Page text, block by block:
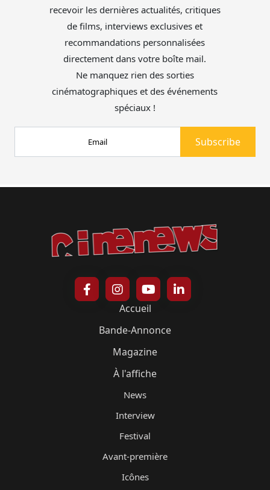
recevoir les dernières actualités, critiques
de films, interviews exclusives et
recommandations personnalisées
directement dans votre boîte mail.
Ne manquez rien des sorties
cinématographiques et des événements
spéciaux !
Accueil
Bande-Annonce
Magazine
À l'affiche
News
Interview
Festival
Avant-première
Icônes